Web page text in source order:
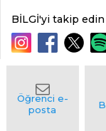
BİLGİ'yi takip edin